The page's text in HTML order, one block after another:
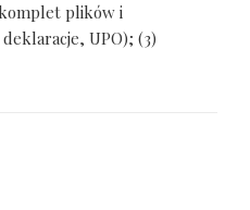
komplet plików i
UPO); (3)